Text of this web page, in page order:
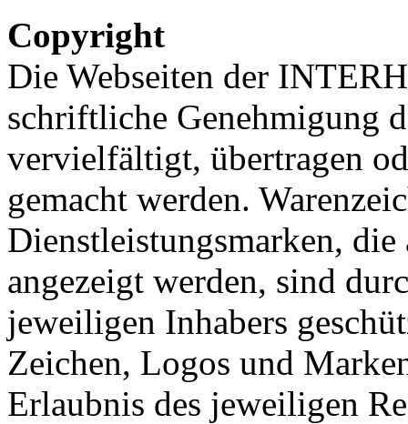
Copyright
Die Webseiten der
schriftliche Genehmigung
vervielfältigt, übertragen
gemacht werden.
Dienstleistungsmarken,
angezeigt werden, sind
jeweiligen Inhabers
Zeichen, Logos und
Erlaubnis des jeweiligen